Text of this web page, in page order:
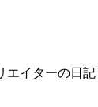
イターの日記